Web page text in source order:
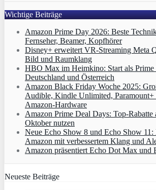
Wichtige Beiträge
Amazon Prime Day 2026: Beste
Fernseher, Beamer, Kopfhörer
Disney+ erweitert VR‑Streaming Meta
Bild und Raumklang
HBO Max im Heimkino: Start als
Deutschland und Österreich
Amazon Black Friday Woche 2025:
Audible, Kindle Unlimited, Paramount+
Amazon‑Hardware
Amazon Prime Deal Days: Top-Rabatte
Oktober nutzen
Neue Echo Show 8 und Echo Show
Amazon mit verbessertem Klang und
Amazon präsentiert Echo Dot Max und
Neueste Beiträge